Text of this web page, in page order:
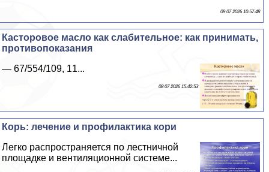
09 07 2026 10:57:48
Касторовое масло как слабительное: как принимать,
противопоказания
— 67/554/109, 11...
08 07 2026 15:42:53
Корь: лечение и профилактика кори
Легко распространяется по лестничной
площадке и вентиляционной системе...